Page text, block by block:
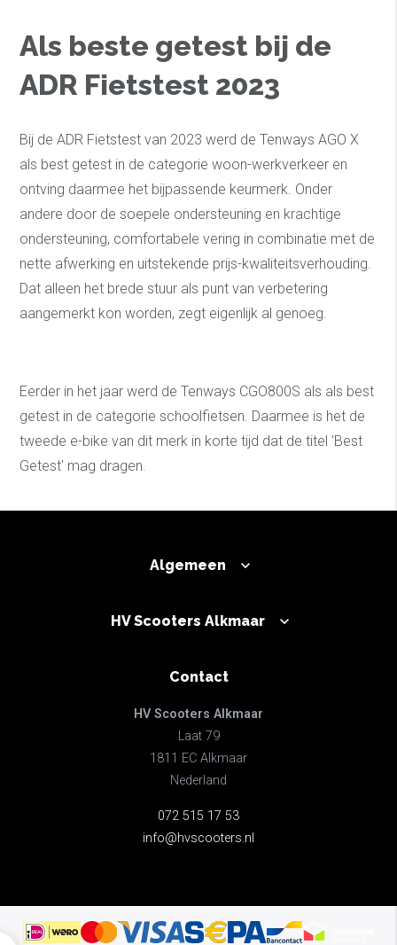
Als beste getest bij de
ADR Fietstest 2023
Bij de ADR Fietstest van 2023 werd de Tenways AGO X
als best getest in de categorie woon-werkverkeer en
ontving daarmee het bijpassende keurmerk. Onder
andere door de soepele ondersteuning en krachtige
ondersteuning, comfortabele vering in combinatie met de
nette afwerking en uitstekende prijs-kwaliteitsverhouding.
Dat alleen het brede stuur als punt van verbetering
aangemerkt kon worden, zegt eigenlijk al genoeg.
Eerder in het jaar werd de Tenways CGO800S als als best
getest in de categorie schoolfietsen. Daarmee is het de
tweede e-bike van dit merk in korte tijd dat de titel 'Best
Getest' mag dragen.
Algemeen
HV Scooters Alkmaar
Contact
HV Scooters Alkmaar
Laat 79
1811 EC Alkmaar
Nederland
072 515 17 53
info@hvscooters.nl